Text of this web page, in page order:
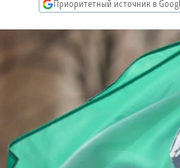
Приоритетный источник в